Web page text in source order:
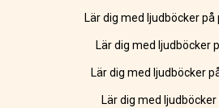
Lär dig med ljudböcker
Lär dig med ljudböcker
Lär dig med ljudböcker
Lär dig med